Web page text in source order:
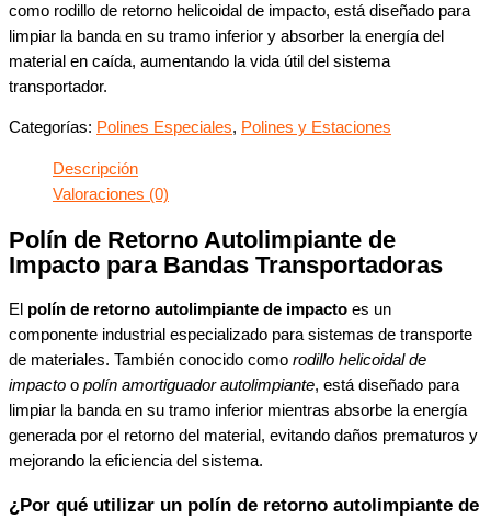
como rodillo de retorno helicoidal de impacto, está diseñado para
limpiar la banda en su tramo inferior y absorber la energía del
material en caída, aumentando la vida útil del sistema
transportador.
Categorías: Polines Especiales, Polines y Estaciones
Descripción
Valoraciones (0)
Polín de Retorno Autolimpiante de
Impacto para Bandas Transportadoras
El polín de retorno autolimpiante de impacto es un
componente industrial especializado para sistemas de transporte
de materiales. También conocido como rodillo helicoidal de
impacto o polín amortiguador autolimpiante, está diseñado para
limpiar la banda en su tramo inferior mientras absorbe la energía
generada por el retorno del material, evitando daños prematuros y
mejorando la eficiencia del sistema.
¿Por qué utilizar un polín de retorno autolimpiante de